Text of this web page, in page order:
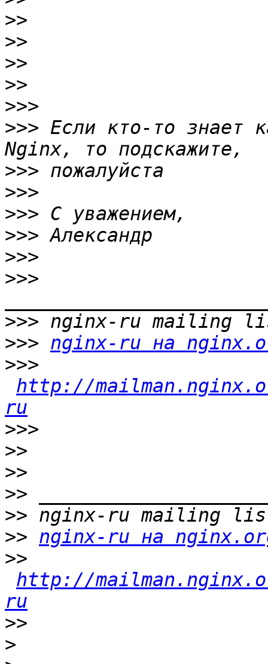
>>
>>
>>
>>
>>>
>>> Если кто-то знает
>>>
>>>
>>>
>>>
>>>
>>>
>>>
>>> nginx-ru на
>>>
http://
ru
>>>
>>
>>
>>
>>
>> nginx-ru на
>>
http://
ru
>>
>